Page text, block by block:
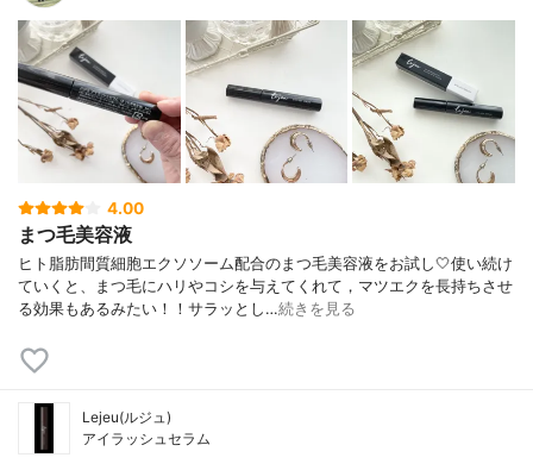
4.00
まつ毛美容液
ヒト脂肪間質細胞エクソソーム配合のまつ毛美容液をお試し🤍使い続け
ていくと、まつ毛にハリやコシを与えてくれて，マツエクを長持ちさせ
る効果もあるみたい！！サラッとし…続きを見る
Lejeu(ルジュ)
アイラッシュセラム